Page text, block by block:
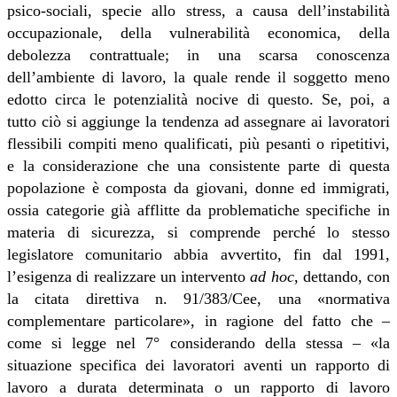
psico-sociali, specie allo stress, a causa dell’instabilità
occupazionale, della vulnerabilità economica, della
debolezza contrattuale; in una scarsa conoscenza
dell’ambiente di lavoro, la quale rende il soggetto meno
edotto circa le potenzialità nocive di questo. Se, poi, a
tutto ciò si aggiunge la tendenza ad assegnare ai lavoratori
flessibili compiti meno qualificati, più pesanti o ripetitivi,
e la considerazione che una consistente parte di questa
popolazione è composta da giovani, donne ed immigrati,
ossia categorie già afflitte da problematiche specifiche in
materia di sicurezza, si comprende perché lo stesso
legislatore comunitario abbia avvertito, fin dal 1991,
l’esigenza di realizzare un interventoad hoc, dettando, con
la citata direttiva n. 91/383/Cee, una «normativa
complementare particolare», in ragione del fatto che –
come si legge nel 7° considerando della stessa – «la
situazione specifica dei lavoratori aventi un rapporto di
lavoro a durata determinata o un rapporto di lavoro